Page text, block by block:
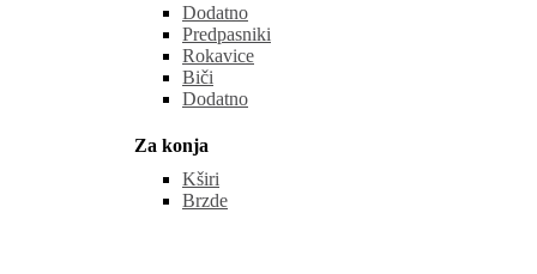
Dodatno
Predpasniki
Rokavice
Biči
Dodatno
Za konja
Kširi
Brzde